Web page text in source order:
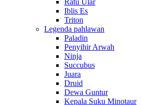
Ratu Ular
Iblis Es
Triton
Legenda pahlawan
Paladin
Penyihir Arwah
Ninja
Succubus
Juara
Druid
Dewa Guntur
Kepala Suku Minotaur